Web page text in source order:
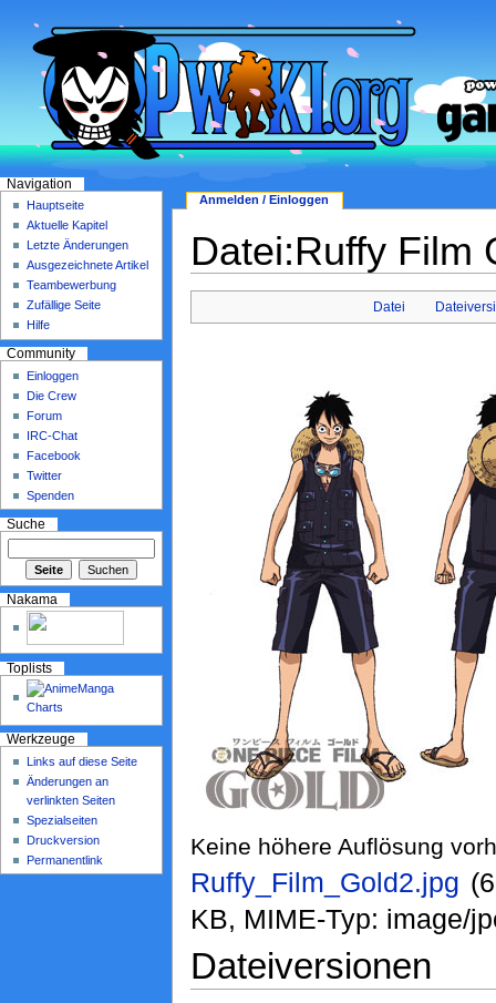
Datei:Ruffy Film
Datei
Keine höhere Auflösung
Ruffy_Film_Gold2.jpg
KB, MIME-Typ: image/
Dateiversionen
Anmelden / Einloggen
Navigation
Hauptseite
Aktuelle Kapitel
Letzte Änderungen
Ausgezeichnete Artikel
Teambewerbung
Zufällige Seite
Hilfe
Community
Einloggen
Die Crew
Forum
IRC-Chat
Facebook
Twitter
Spenden
Suche
Nakama
Toplists
Werkzeuge
Links auf diese Seite
Änderungen an
verlinkten Seiten
Spezialseiten
Druckversion
Permanentlink